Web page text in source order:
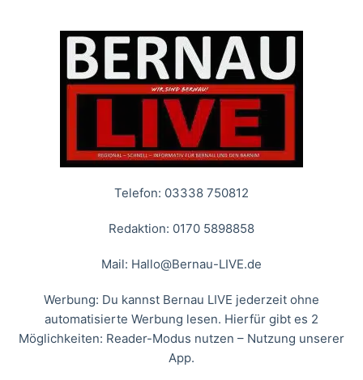
Telefon: 03338 750812
Redaktion: 0170 5898858
Mail: Hallo@Bernau-LIVE.de
Werbung: Du kannst Bernau LIVE jederzeit ohne
automatisierte Werbung lesen. Hierfür gibt es 2
Möglichkeiten: Reader-Modus nutzen – Nutzung unserer
App.